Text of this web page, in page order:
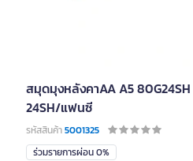
สมุดมุงหลังคาAA A5
24SH/แฟนซี
รหัสสินค้า5001325
ร่วมรายการผ่อน 0%